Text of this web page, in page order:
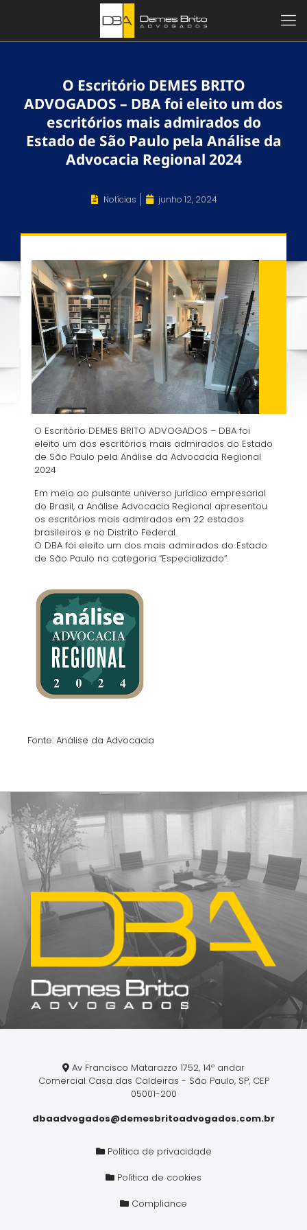
O Escritório DEMES BRITO
ADVOGADOS – DBA foi eleito um dos
escritórios mais admirados do
Estado de São Paulo pela Análise da
Advocacia Regional 2024
Notícias junho 12, 2024
O Escritório DEMES BRITO ADVOGADOS – DBA foi
eleito um dos escritórios mais admirados do Estado
de São Paulo pela Análise da Advocacia Regional
2024
Em meio ao pulsante universo jurídico empresarial
do Brasil, a Análise Advocacia Regional apresentou
os escritórios mais admirados em 22 estados
brasileiros e no Distrito Federal.
O DBA foi eleito um dos mais admirados do Estado
de São Paulo na categoria “Especializado”.
Fonte: Análise da Advocacia
Av Francisco Matarazzo 1752, 14º andar
Comercial Casa das Caldeiras - São Paulo, SP, CEP
05001-200
dbaadvogados@demesbritoadvogados.com.br
Política de privacidade
Política de cookies
Compliance